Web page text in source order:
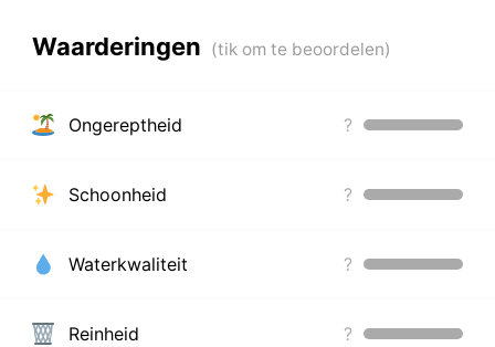
Waarderingen
Ongereptheid ?
Schoonheid ?
Waterkwaliteit ?
Reinheid ?